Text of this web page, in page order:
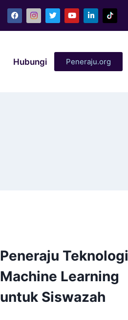
Hubungi Peneraju.org
Peneraju Teknologi
Machine Learning
untuk Siswazah